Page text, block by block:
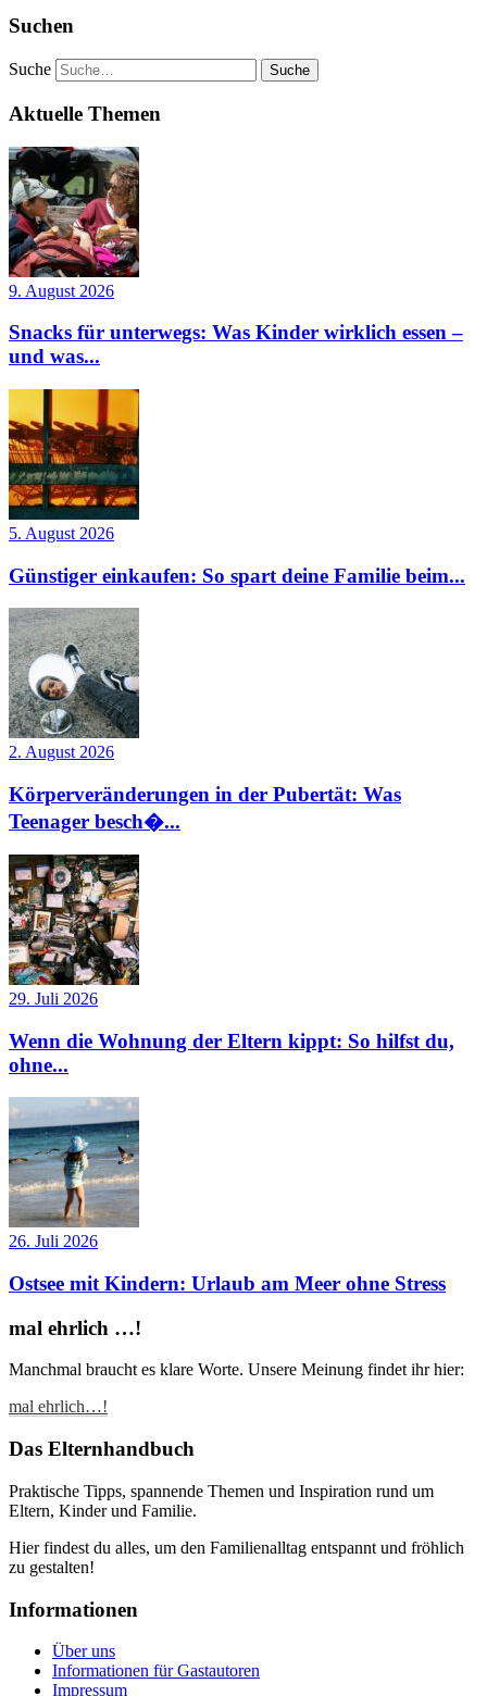
Suchen
Suche
Aktuelle Themen
9. August 2026
Snacks für unterwegs: Was Kinder wirklich essen –
und was...
5. August 2026
Günstiger einkaufen: So spart deine Familie beim...
2. August 2026
Körperveränderungen in der Pubertät: Was
Teenager besch�...
29. Juli 2026
Wenn die Wohnung der Eltern kippt: So hilfst du,
ohne...
26. Juli 2026
Ostsee mit Kindern: Urlaub am Meer ohne Stress
mal ehrlich …!
Manchmal braucht es klare Worte. Unsere Meinung findet ihr hier:
mal ehrlich…!
Das Elternhandbuch
Praktische Tipps, spannende Themen und Inspiration rund um
Eltern, Kinder und Familie.
Hier findest du alles, um den Familienalltag entspannt und fröhlich
zu gestalten!
Informationen
Über uns
Informationen für Gastautoren
Impressum